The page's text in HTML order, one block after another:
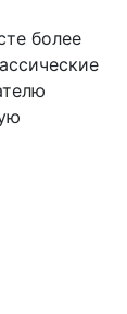
более